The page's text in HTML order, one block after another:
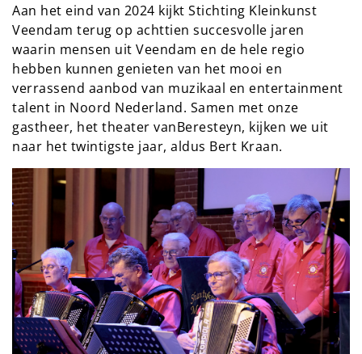
Aan het eind van 2024 kijkt Stichting Kleinkunst
Veendam terug op achttien succesvolle jaren
waarin mensen uit Veendam en de hele regio
hebben kunnen genieten van het mooi en
verrassend aanbod van muzikaal en entertainment
talent in Noord Nederland. Samen met onze
gastheer, het theater vanBeresteyn, kijken we uit
naar het twintigste jaar, aldus Bert Kraan.